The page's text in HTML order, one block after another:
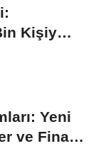
Kişiye
Yeni
ve Finans